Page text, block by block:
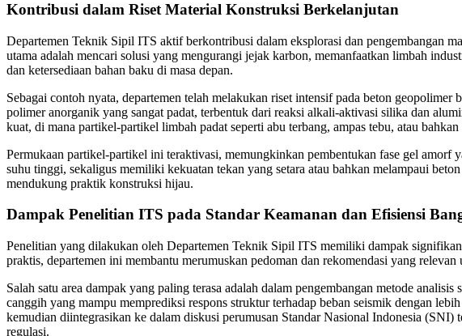
Kontribusi dalam Riset Material Konstruksi Berkelanjutan
Departemen Teknik Sipil ITS aktif berkontribusi dalam eksplorasi dan pengembangan
utama adalah mencari solusi yang mengurangi jejak karbon, memanfaatkan limbah
dan ketersediaan bahan baku di masa depan.
Sebagai contoh nyata, departemen telah melakukan riset intensif pada beton
polimer anorganik yang sangat padat, terbentuk dari reaksi alkali-aktivasi silika dan
kuat, di mana partikel-partikel limbah padat seperti abu terbang, ampas tebu, atau
Permukaan partikel-partikel ini teraktivasi, memungkinkan pembentukan fase gel amorf
suhu tinggi, sekaligus memiliki kekuatan tekan yang setara atau bahkan melampaui
mendukung praktik konstruksi hijau.
Dampak Penelitian ITS pada Standar Keamanan dan Efisiensi
Penelitian yang dilakukan oleh Departemen Teknik Sipil ITS memiliki dampak
praktis, departemen ini membantu merumuskan pedoman dan rekomendasi yang
Salah satu area dampak yang paling terasa adalah dalam pengembangan metode
canggih yang mampu memprediksi respons struktur terhadap beban seismik dengan
kemudian diintegrasikan ke dalam diskusi perumusan Standar Nasional Indonesia
regulasi.